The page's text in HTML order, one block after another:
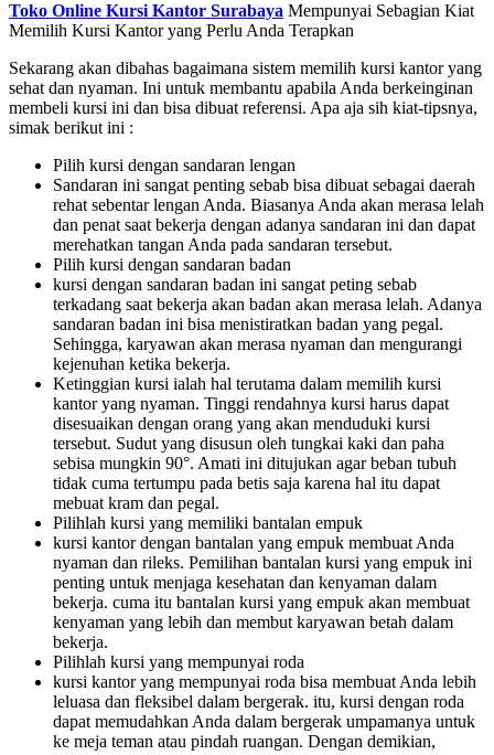
Toko Online Kursi Kantor Surabaya Mempunyai Sebagian Kiat
Memilih Kursi Kantor yang Perlu Anda Terapkan
Sekarang akan dibahas bagaimana sistem memilih kursi kantor yang
sehat dan nyaman. Ini untuk membantu apabila Anda berkeinginan
membeli kursi ini dan bisa dibuat referensi. Apa aja sih kiat-tipsnya,
simak berikut ini :
Pilih kursi dengan sandaran lengan
Sandaran ini sangat penting sebab bisa dibuat sebagai daerah
rehat sebentar lengan Anda. Biasanya Anda akan merasa lelah
dan penat saat bekerja dengan adanya sandaran ini dan dapat
merehatkan tangan Anda pada sandaran tersebut.
Pilih kursi dengan sandaran badan
kursi dengan sandaran badan ini sangat peting sebab
terkadang saat bekerja akan badan akan merasa lelah. Adanya
sandaran badan ini bisa menistiratkan badan yang pegal.
Sehingga, karyawan akan merasa nyaman dan mengurangi
kejenuhan ketika bekerja.
Ketinggian kursi ialah hal terutama dalam memilih kursi
kantor yang nyaman. Tinggi rendahnya kursi harus dapat
disesuaikan dengan orang yang akan menduduki kursi
tersebut. Sudut yang disusun oleh tungkai kaki dan paha
sebisa mungkin 90°. Amati ini ditujukan agar beban tubuh
tidak cuma tertumpu pada betis saja karena hal itu dapat
mebuat kram dan pegal.
Pilihlah kursi yang memiliki bantalan empuk
kursi kantor dengan bantalan yang empuk membuat Anda
nyaman dan rileks. Pemilihan bantalan kursi yang empuk ini
penting untuk menjaga kesehatan dan kenyaman dalam
bekerja. cuma itu bantalan kursi yang empuk akan membuat
kenyaman yang lebih dan membut karyawan betah dalam
bekerja.
Pilihlah kursi yang mempunyai roda
kursi kantor yang mempunyai roda bisa membuat Anda lebih
leluasa dan fleksibel dalam bergerak. itu, kursi dengan roda
dapat memudahkan Anda dalam bergerak umpamanya untuk
ke meja teman atau pindah ruangan. Dengan demikian,